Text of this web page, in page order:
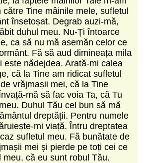
Tine mâinile mele, sufletul
însetoșat. Degrab auzi-mă,
duhul meu. Nu-Ți întoarce
ca să nu mă asemăn celor ce
Fă să aud dimineața mila
este nădejdea. Arată-mi calea
că la Tine am ridicat sufletul
vrăjmașii mei, că la Tine
mă să fac voia Ta, că Tu
Duhul Tău cel bun să mă
dreptății. Pentru numele
mi viață. Întru dreptatea
sufletul meu. Fă bunătate de
mei și pierde pe toți cei ce
meu, că eu sunt robul Tău.